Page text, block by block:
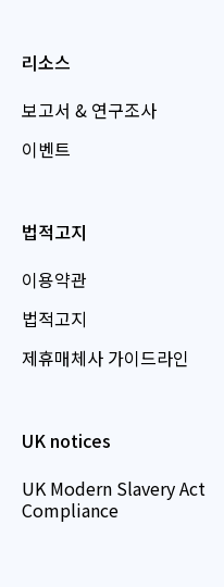
리소스
보고서 & 연구조사
이벤트
법적고지
이용약관
법적고지
제휴매체사 가이드라인
UK notices
UK Modern Slavery Act
Compliance